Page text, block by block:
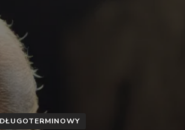
DŁUGOTERMINOWY